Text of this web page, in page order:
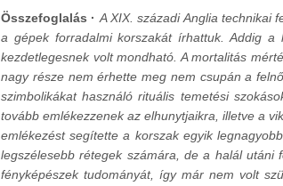
Összefoglalás · A XIX. századi Anglia technikai
a gépek forradalmi korszakát írhattuk. Addig a
kezdetlegesnek volt mondható. A mortalitás
nagy része nem érhette meg nem csupán a
szimbolikákat használó rituális temetési
tovább emlékezzenek az elhunytjaikra, illetve a
emlékezést segítette a korszak egyik
legszélesebb rétegek számára, de a halál utáni
fényképészek tudományát, így már nem volt